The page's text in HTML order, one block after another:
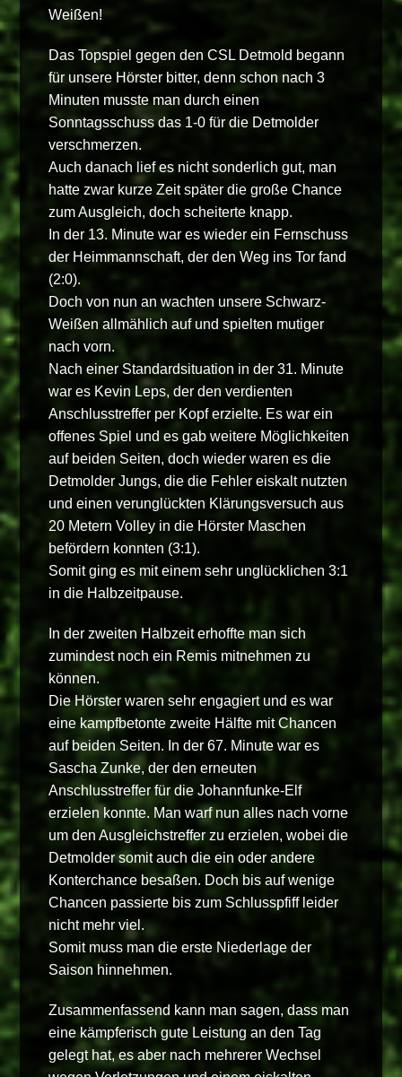
Weißen!
Das Topspiel gegen den CSL Detmold begann
für unsere Hörster bitter, denn schon nach 3
Minuten musste man durch einen
Sonntagsschuss das 1-0 für die Detmolder
verschmerzen.
Auch danach lief es nicht sonderlich gut, man
hatte zwar kurze Zeit später die große Chance
zum Ausgleich, doch scheiterte knapp.
In der 13. Minute war es wieder ein Fernschuss
der Heimmannschaft, der den Weg ins Tor fand
(2:0).
Doch von nun an wachten unsere Schwarz-
Weißen allmählich auf und spielten mutiger
nach vorn.
Nach einer Standardsituation in der 31. Minute
war es Kevin Leps, der den verdienten
Anschlusstreffer per Kopf erzielte. Es war ein
offenes Spiel und es gab weitere Möglichkeiten
auf beiden Seiten, doch wieder waren es die
Detmolder Jungs, die die Fehler eiskalt nutzten
und einen verunglückten Klärungsversuch aus
20 Metern Volley in die Hörster Maschen
befördern konnten (3:1).
Somit ging es mit einem sehr unglücklichen 3:1
in die Halbzeitpause.
In der zweiten Halbzeit erhoffte man sich
zumindest noch ein Remis mitnehmen zu
können.
Die Hörster waren sehr engagiert und es war
eine kampfbetonte zweite Hälfte mit Chancen
auf beiden Seiten. In der 67. Minute war es
Sascha Zunke, der den erneuten
Anschlusstreffer für die Johannfunke-Elf
erzielen konnte. Man warf nun alles nach vorne
um den Ausgleichstreffer zu erzielen, wobei die
Detmolder somit auch die ein oder andere
Konterchance besaßen. Doch bis auf wenige
Chancen passierte bis zum Schlusspfiff leider
nicht mehr viel.
Somit muss man die erste Niederlage der
Saison hinnehmen.
Zusammenfassend kann man sagen, dass man
eine kämpferisch gute Leistung an den Tag
gelegt hat, es aber nach mehrerer Wechsel